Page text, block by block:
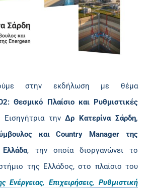
στην εκδήλωση με θέμα
Θεσμικό Πλαίσιο και Ρυθμιστικές
Εισηγήτρια τηνΔρ Κατερίνα Σάρδη,
και Country Manager της
, την οποία διοργανώνει το
της Ελλάδος, στo πλαίσιo του
Ενέργειας, Επιχειρήσεις, Ρυθμιστική